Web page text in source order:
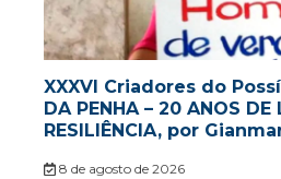
XXXVI Criadores do
DA PENHA – 20 ANOS DE
RESILIÊNCIA, por
8 de agosto de 2026